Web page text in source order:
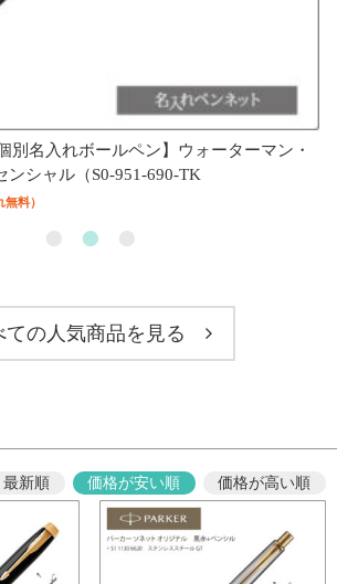
別名入れボールペン】ウォーターマン・
ンシャル（S0-951-690-TK
料）
ての人気商品を見る
最新順 価格が安い順 価格が高い順